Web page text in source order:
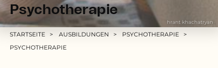
hrant khachatryan
Psychotherapie
STARTSEITE AUSBILDUNGEN
PSYCHOTHERAPIE
PSYCHOTHERAPIE